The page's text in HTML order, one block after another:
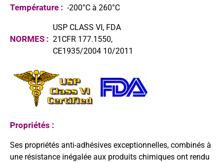
Température : -200°C à 260°C
NORMES :
USP CLASS VI, FDA
21CFR 177.1550,
CE1935/2004 10/2011
Propriétés :
Ses propriétés anti-adhésives exceptionnelles, combinés à
une résistance inégalée aux produits chimiques ont rendu